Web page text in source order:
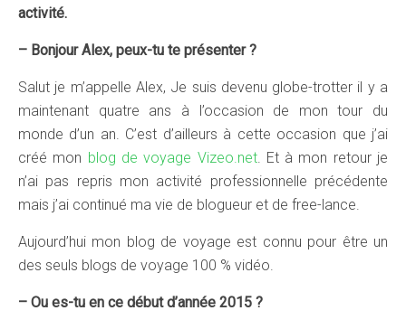
activité.
– Bonjour Alex, peux-tu te présenter ?
Salut je m’appelle Alex, Je suis devenu globe-trotter il y a
maintenant quatre ans à l’occasion de mon tour du
monde d’un an. C’est d’ailleurs à cette occasion que j’ai
créé mon blog de voyage Vizeo.net. Et à mon retour je
n’ai pas repris mon activité professionnelle précédente
mais j’ai continué ma vie de blogueur et de free-lance.
Aujourd’hui mon blog de voyage est connu pour être un
des seuls blogs de voyage 100 % vidéo.
– Ou es-tu en ce début d’année 2015 ?